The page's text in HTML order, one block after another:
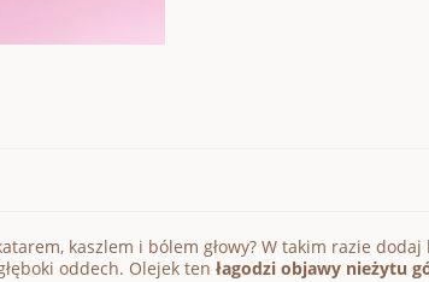
kaszlem i bólem głowy? W takim razie
oddech. Olejek ten łagodzi objawy nieżytu